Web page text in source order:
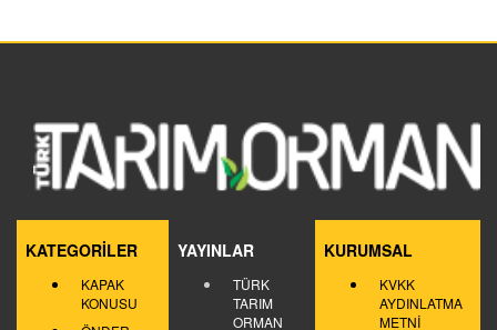
KATEGORİLER
KAPAK
KONUSU
YAYINLAR
TÜRK
TARIM
ORMAN
KURUMSAL
KVKK
AYDINLATMA
METNİ